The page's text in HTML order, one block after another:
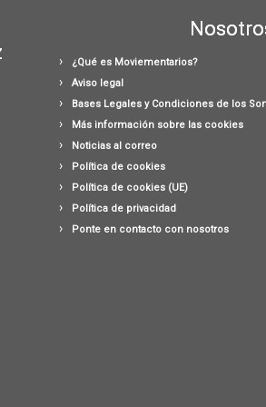
¿Qué es Moviementarios?
Aviso legal
Bases Legales y Condiciones de los
Más información sobre las cookies
Noticias al correo
Política de cookies
Política de cookies (UE)
Política de privacidad
Ponte en contacto con nosotros